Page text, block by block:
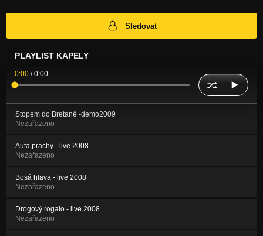
Sledovat
PLAYLIST KAPELY
0:00 /0:00
Stopem do Bretaně -demo2009
Nezařazeno
Auta,prachy - live 2008
Nezařazeno
Bosá hlava - live 2008
Nezařazeno
Drogový rogalo - live 2008
Nezařazeno